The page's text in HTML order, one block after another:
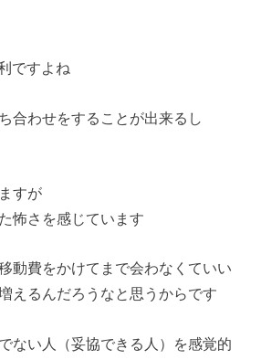
ですよね
合わせをすることが出来るし
すが
怖さを感じています
動費をかけてまで会わなくていい
えるんだろうなと思うからです
ない人（妥協できる人）を感覚的